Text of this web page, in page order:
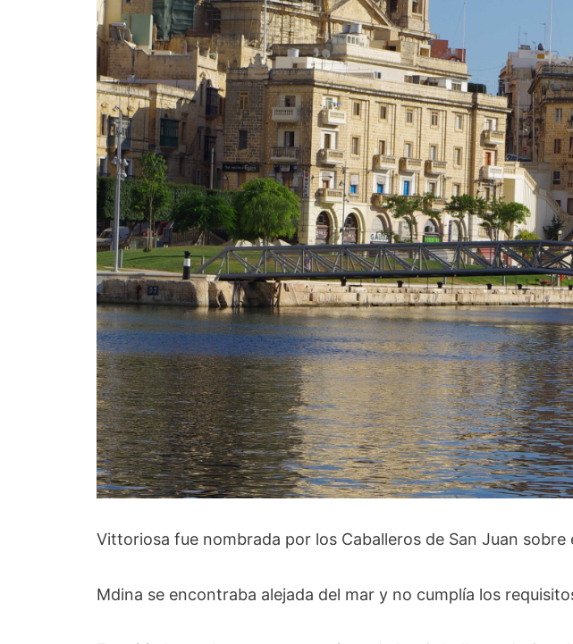
Vittoriosa fue nombrada por los Caballeros de San Juan
Mdina se encontraba alejada del mar y no cumplía los